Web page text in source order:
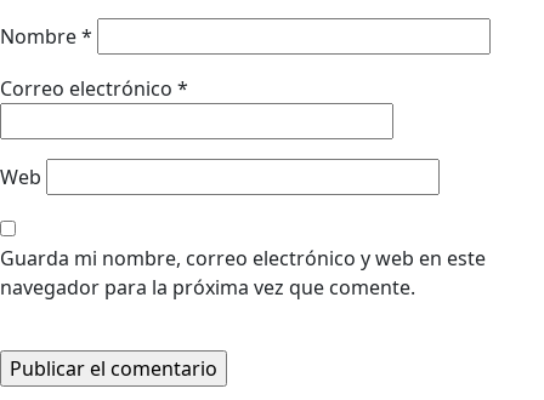
Nombre*
Correo electrónico *
Web
Guarda mi nombre, correo electrónico y web en este
navegador para la próxima vez que comente.